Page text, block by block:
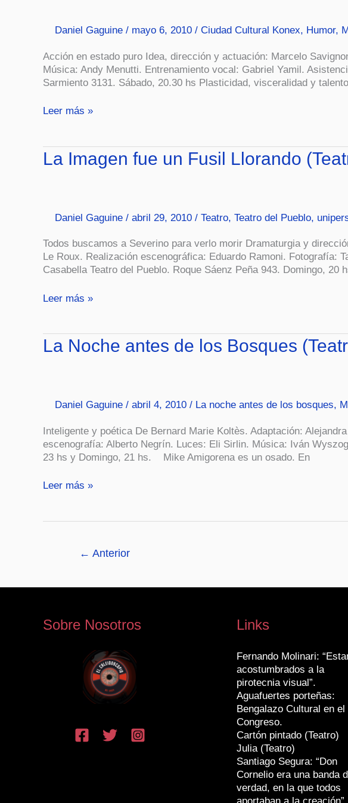
Daniel Gaguine / mayo 6, 2010 / Ciudad Cultural Konex, Humor,
Acción en estado puro Idea, dirección y actuación: Marcelo
Música: Andy Menutti. Entrenamiento vocal: Gabriel Yamil.
Sarmiento 3131. Sábado, 20.30 hs Plasticidad, visceralidad y
Leer más »
La Imagen fue un Fusil Llorando
Daniel Gaguine / abril 29, 2010 / Teatro, Teatro del Pueblo,
Todos buscamos a Severino para verlo morir Dramaturgia y
Le Roux. Realización escenográfica: Eduardo Ramoni. Fotografía:
Casabella Teatro del Pueblo. Roque Sáenz Peña 943. Domingo, 20
La
Imagen
Llorando
Leer más »
La Noche antes de los Bosques
Daniel Gaguine / abril 4, 2010 / La noche antes de los bosques,
Inteligente y poética De Bernard Marie Koltès. Adaptación:
escenografía: Alberto Negrín. Luces: Eli Sirlin. Música: Iván
23 hs y Domingo, 21 hs. Mike Amigorena es un osado. En
La
Noche
Bosques
Leer más »
← Anterior
Sobre Nosotros Links
Fernando Molinari:
acostumbrados a la
pirotecnia visual”.
Aguafuertes porteñas:
Bengalazo Cultural en el
Congreso.
Cartón pintado (Teatro)
Julia (Teatro)
Santiago Segura: “Don
Cornelio era una banda
verdad, en la que todos